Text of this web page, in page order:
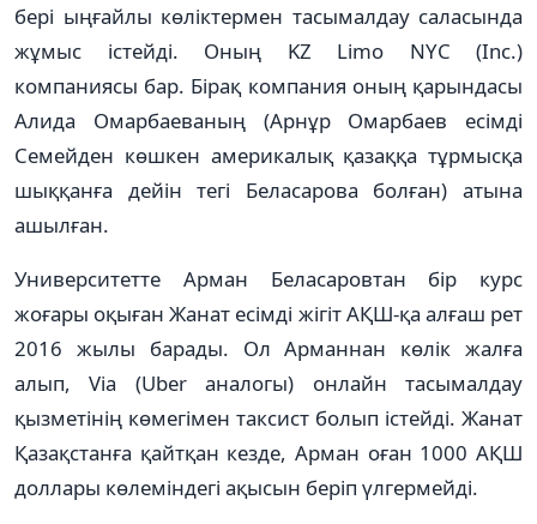
бері ыңғайлы көліктермен тасымалдау саласында
жұмыс істейді. Оның KZ Limo NYC (Inc.)
компаниясы бар. Бірақ компания оның қарындасы
Алида Омарбаеваның (Арнұр Омарбаев есімді
Семейден көшкен америкалық қазаққа тұрмысқа
шыққанға дейін тегі Беласарова болған) атына
ашылған.
Университетте Арман Беласаровтан бір курс
жоғары оқыған Жанат есімді жігіт АҚШ-қа алғаш рет
2016 жылы барады. Ол Арманнан көлік жалға
алып, Via (Uber аналогы) онлайн тасымалдау
қызметінің көмегімен таксист болып істейді. Жанат
Қазақстанға қайтқан кезде, Арман оған 1000 АҚШ
доллары көлеміндегі ақысын беріп үлгермейді.